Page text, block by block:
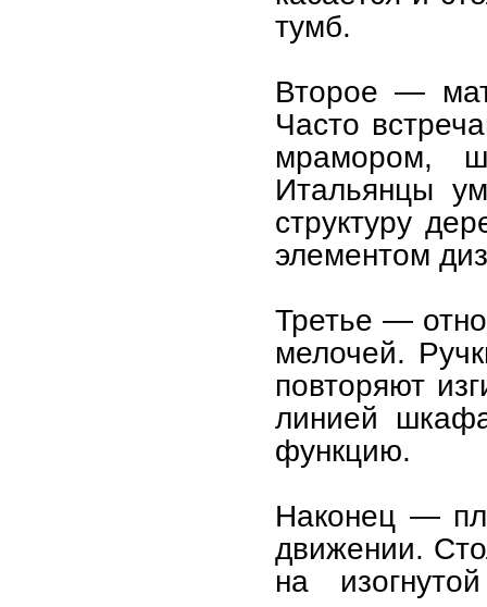
тумб.
Второе —
Часто
мрамором,
Итальянцы
структуру
элементом
Третье —
мелочей.
повторяют
линией
функцию.
Наконец —
движении.
на